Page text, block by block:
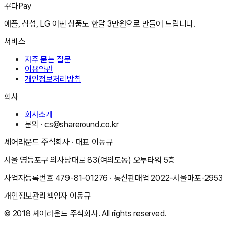
꾸다Pay
애플, 삼성, LG 어떤 상품도 한달 3만원으로 만들어 드립니다.
서비스
자주 묻는 질문
이용약관
개인정보처리방침
회사
회사소개
문의 ·cs@shareround.co.kr
셰어라운드 주식회사 · 대표 이동규
서울 영등포구 의사당대로 83(여의도동) 오투타워 5층
사업자등록번호 479-81-01276 · 통신판매업2022-서울마포-2953
개인정보관리책임자 이동규
© 2018 셰어라운드 주식회사. All rights reserved.